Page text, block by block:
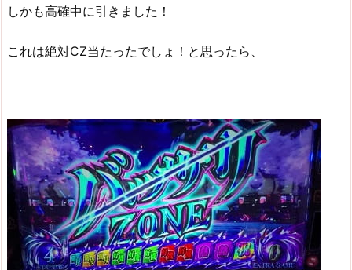
しかも高確中に引きました！
これは絶対CZ当たったでしょ！と思ったら、